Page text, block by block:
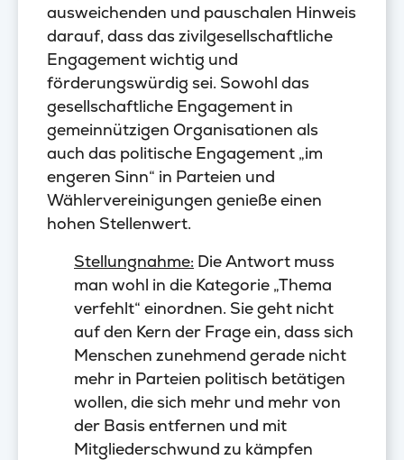
ausweichenden und pauschalen Hinweis
darauf, dass das zivilgesellschaftliche
Engagement wichtig und
förderungswürdig sei. Sowohl das
gesellschaftliche Engagement in
gemeinnützigen Organisationen als
auch das politische Engagement „im
engeren Sinn“ in Parteien und
Wählervereinigungen genieße einen
hohen Stellenwert.
Stellungnahme: Die Antwort muss
man wohl in die Kategorie „Thema
verfehlt“ einordnen. Sie geht nicht
auf den Kern der Frage ein, dass sich
Menschen zunehmend gerade nicht
mehr in Parteien politisch betätigen
wollen, die sich mehr und mehr von
der Basis entfernen und mit
Mitgliederschwund zu kämpfen